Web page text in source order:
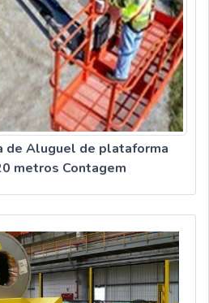
de Aluguel de plataforma
metros Contagem